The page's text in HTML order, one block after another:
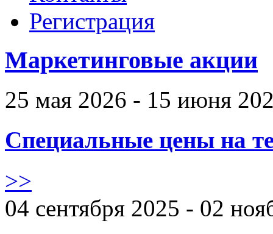
Регистрация
Маркетинговые акции
25 мая 2026 - 15 июня
Специальные цены на
>>
04 сентября 2025 - 02